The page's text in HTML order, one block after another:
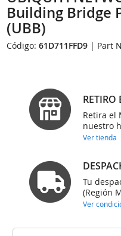
Building Bridge
(UBB)
Código:61D711FFD9 | Part
RETIRO
Retira el
nuestro
Ver tienda
Tu
(Región
Ver